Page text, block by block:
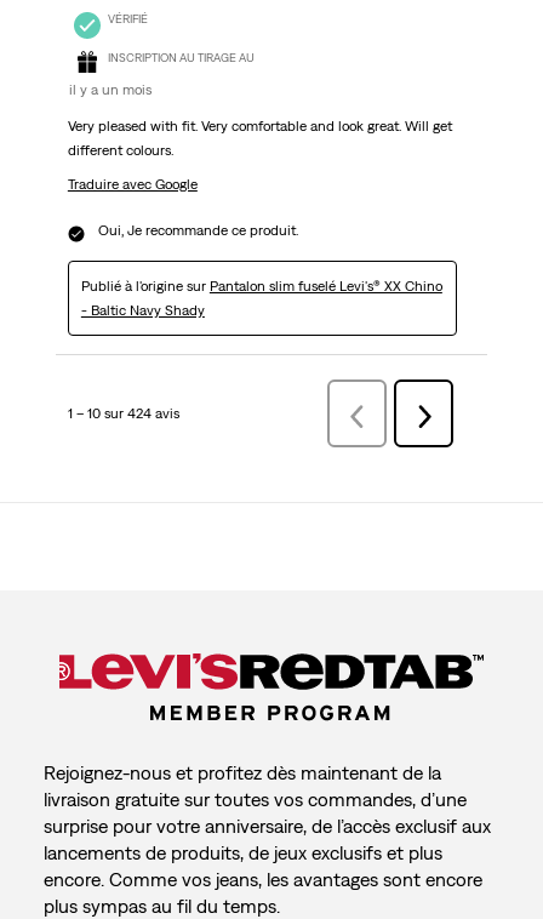
VÉRIFIÉ
INSCRIPTION AU TIRAGE AU
il y a un mois
Very pleased with fit. Very comfortable and look great. Will get
different colours.
Traduire avec Google
Oui, Je recommande ce produit.
Publié à l'origine sur Pantalon slim fuselé Levi's® XX Chino
- Baltic Navy Shady
1 – 10 sur 424 avis PrécédentavisSuivant
avis
Rejoignez-nous et profitez dès maintenant de la
livraison gratuite sur toutes vos commandes, d’une
surprise pour votre anniversaire, de l’accès exclusif aux
lancements de produits, de jeux exclusifs et plus
encore. Comme vos jeans, les avantages sont encore
plus sympas au fil du temps.